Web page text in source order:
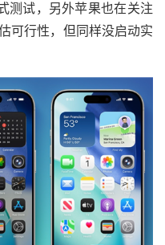
测试，另外苹果也在关注
可行性，但同样没启动实